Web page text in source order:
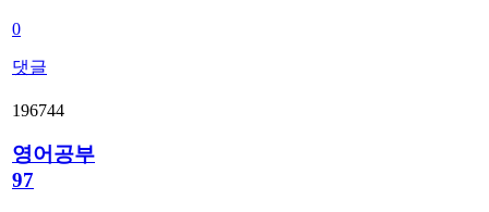
0
댓글
196744
영어공부
97